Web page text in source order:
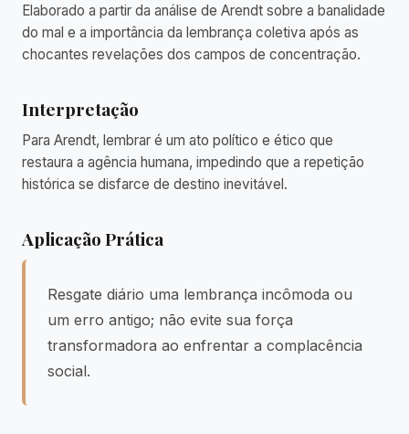
Elaborado a partir da análise de Arendt sobre a banalidade
do mal e a importância da lembrança coletiva após as
chocantes revelações dos campos de concentração.
Interpretação
Para Arendt, lembrar é um ato político e ético que
restaura a agência humana, impedindo que a repetição
histórica se disfarce de destino inevitável.
Aplicação Prática
Resgate diário uma lembrança incômoda ou
um erro antigo; não evite sua força
transformadora ao enfrentar a complacência
social.